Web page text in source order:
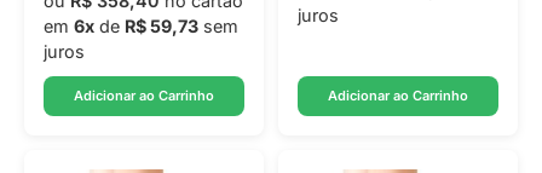
em 6x de R$ 59,73 sem
juros
Adicionar ao Carrinho
juros
Adicionar ao Carrinho